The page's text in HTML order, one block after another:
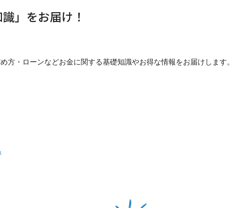
」をお届け！
方・ローンなどお金に関する基礎知識やお得な情報をお届けします。